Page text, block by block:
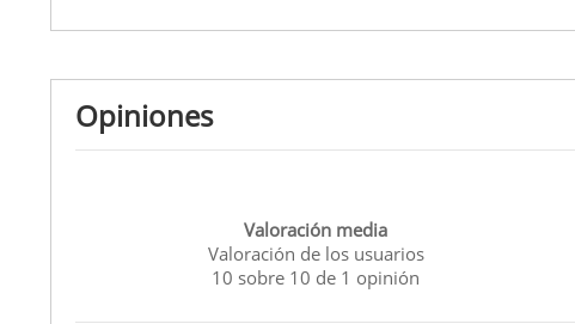
Opiniones
Valoración media
Valoración de los usuarios
10 sobre 10 de 1 opinión